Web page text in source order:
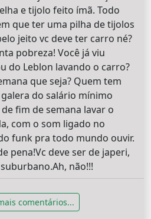
e tijolo feito ímã. Todo
que ter uma pilha de tijolos
jeito vc deve ter carro né?
pobreza! Você já viu
do Leblon lavando o carro?
que seja? Quem tem
do salário mínimo
fim de semana lavar o
com o som ligado no
funk pra todo mundo ouvir.
pena!Vc deve ser de japeri,
não!!!
comentários...